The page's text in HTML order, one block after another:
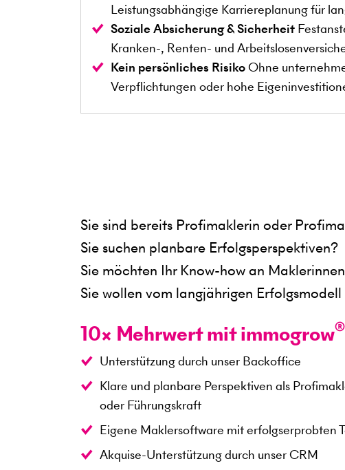
Leistungsabhängige Karriereplanung für
Soziale Absicherung & Sicherheit
Kranken-, Renten- und
Kein persönliches RisikoOhne
Verpflichtungen oder hohe
Sie sind bereits Profimaklerin oder
Sie suchen planbare Erfolgsperspektiven?
Sie möchten Ihr Know-how an
Sie wollen vom langjährigen
10× Mehrwert mit immogrow®
Unterstützung durch unser Backoffice
Klare und planbare Perspektiven als
oder Führungskraft
Eigene Maklersoftware mit erfolgserprobten
Akquise-Unterstützung durch unser CRM